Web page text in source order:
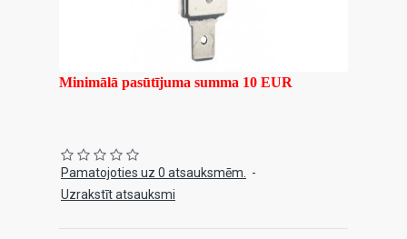
Minimālā pasūtījuma summa 10 EUR
Pamatojoties uz 0 atsauksmēm.
-
Uzrakstīt atsauksmi